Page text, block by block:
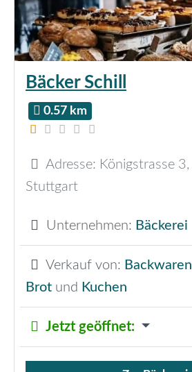
Bäcker Schill
0.57 km
Adresse: Königstrasse 3,
Stuttgart
Unternehmen: Bäckerei
Verkauf von: Backwaren
Brot und Kuchen
Jetzt geöffnet: